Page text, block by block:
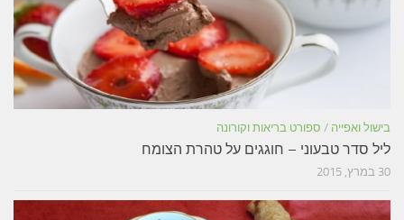
בישול ואפייה / ספורט בריאות וקורונה
ליל סדר טבעוני – חוגגים על טהרת הצומח
30 במרץ, 2015